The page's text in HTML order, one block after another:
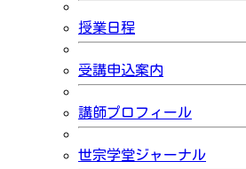
授業日程
受講申込案内
講師プロフィール
世宗学堂ジャーナル